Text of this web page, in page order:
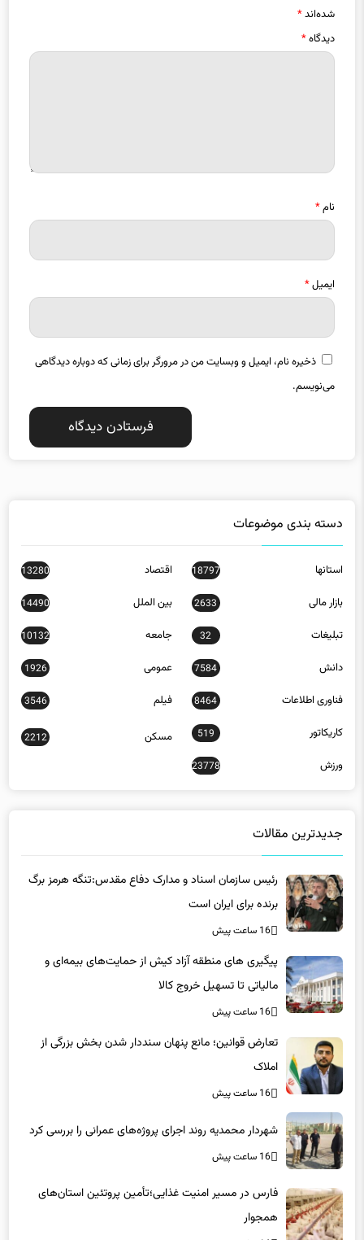
شده‌اند*
دیدگاه*
نام*
ایمیل*
ذخیره نام، ایمیل و وبسایت من در مرورگر برای زمانی که دوباره دیدگاهی
می‌نویسم.
دسته بندی موضوعات
استانها 18797 اقتصاد 13280
بازار مالی 2633 بین الملل 14490
تبلیغات 32 جامعه 10132
دانش 7584 عمومی 1926
فناوری اطلاعات 8464 فیلم 3546
کاریکاتور 519 مسکن 2212
ورزش 23778
جدیدترین مقالات
رئیس سازمان اسناد و مدارک دفاع مقدس:تنگه هرمز برگ
برنده برای ایران است
16 ساعت پیش
پیگیری های منطقه آزاد کیش از حمایت‌های بیمه‌ای و
مالیاتی تا تسهیل خروج کالا
16 ساعت پیش
تعارض قوانین؛ مانع پنهان سنددار شدن بخش بزرگی از
املاک
16 ساعت پیش
شهردار محمدیه روند اجرای پروژه‌های عمرانی را بررسی کرد
16 ساعت پیش
فارس در مسیر امنیت غذایی؛تأمین‌ پروتئین استان‌های
همجوار